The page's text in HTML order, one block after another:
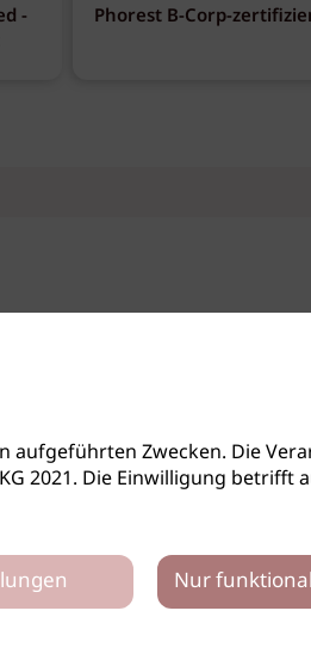
-
Phorest B-Corp-
aufgeführten Zwecken. Die
2021. Die Einwilligung
Nur